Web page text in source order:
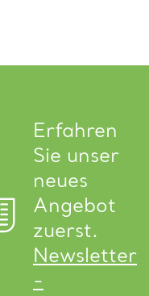
Erfahren
Sie unser
neues
Angebot
zuerst.
Newsletter
-